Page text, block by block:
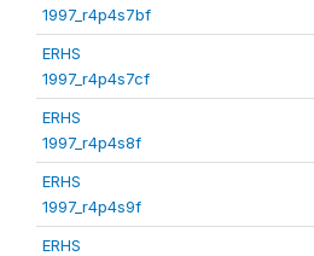
1997_r4p4s7bf
ERHS
1997_r4p4s7cf
ERHS
1997_r4p4s8f
ERHS
1997_r4p4s9f
ERHS